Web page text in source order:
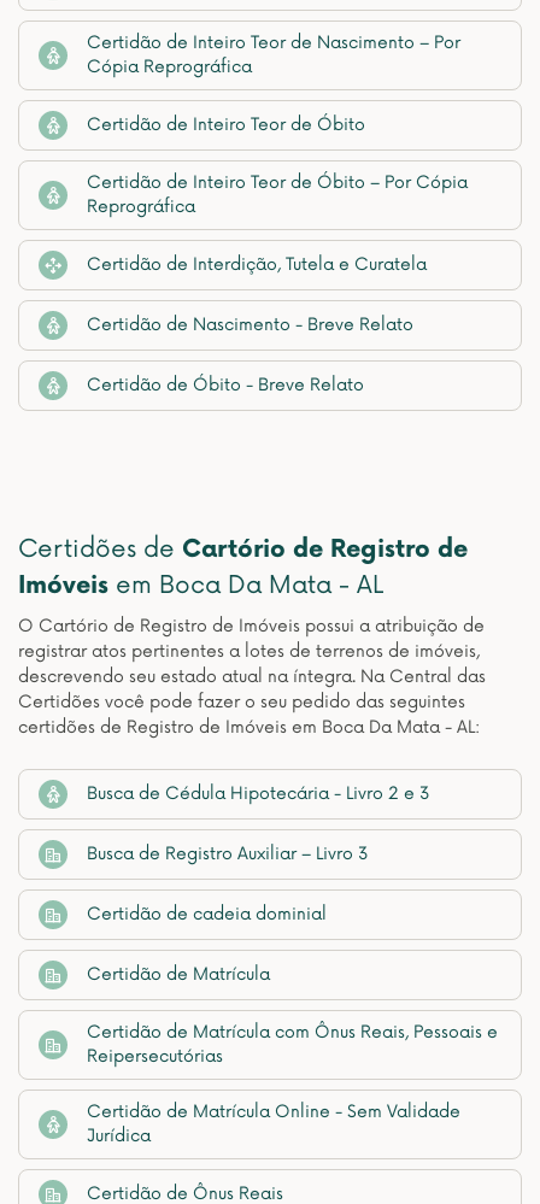
Certidão de Inteiro Teor de Nascimento – Por
Cópia Reprográfica
Certidão de Inteiro Teor de Óbito
Certidão de Inteiro Teor de Óbito – Por Cópia
Reprográfica
Certidão de Interdição, Tutela e Curatela
Certidão de Nascimento - Breve Relato
Certidão de Óbito - Breve Relato
Certidões de Cartório de Registro de
Imóveis em Boca Da Mata - AL
O Cartório de Registro de Imóveis possui a atribuição de
registrar atos pertinentes a lotes de terrenos de imóveis,
descrevendo seu estado atual na íntegra. Na Central das
Certidões você pode fazer o seu pedido das seguintes
certidões de Registro de Imóveis em Boca Da Mata - AL:
Busca de Cédula Hipotecária - Livro 2 e 3
Busca de Registro Auxiliar – Livro 3
Certidão de cadeia dominial
Certidão de Matrícula
Certidão de Matrícula com Ônus Reais, Pessoais e
Reipersecutórias
Certidão de Matrícula Online - Sem Validade
Jurídica
Certidão de Ônus Reais